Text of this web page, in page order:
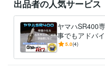
ガソリン2級自動車整備士 取得
普通自動車運転免許 取得年 :
普通自動二輪免許 取得年 :
中型自動車第一種運転免許 取
二級自動車整備士（ガソリン・
981年
ガス溶接技能者 取得年 : 1980年
出品者の人気サービス
ヤマハSR400
事でもアドバ
ハSR400専門
5.0(4)